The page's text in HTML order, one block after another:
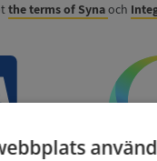
the terms of Synaoch